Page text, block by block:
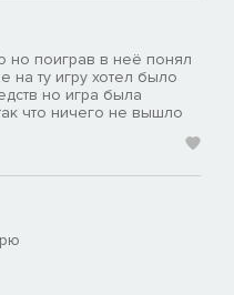
но поиграв в неё понял
на ту игру хотел было
но игра была
что ничего не вышло